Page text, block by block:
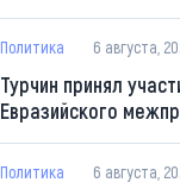
Политика 6 августа,
Турчин принял
Евразийского
Политика 6 августа,